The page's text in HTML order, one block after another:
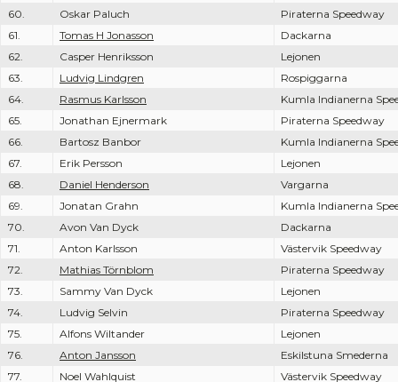
60.
Oskar Paluch
Piraterna Speedway
61.
Tomas H Jonasson
Dackarna
62.
Casper Henriksson
Lejonen
63.
Ludvig Lindgren
Rospiggarna
64.
Rasmus Karlsson
Kumla Indianerna
65.
Jonathan Ejnermark
Piraterna Speedway
66.
Bartosz Banbor
Kumla Indianerna
67.
Erik Persson
Lejonen
68.
Daniel Henderson
Vargarna
69.
Jonatan Grahn
Kumla Indianerna
70.
Avon Van Dyck
Dackarna
71.
Anton Karlsson
Västervik Speedway
72.
Mathias Törnblom
Piraterna Speedway
73.
Sammy Van Dyck
Lejonen
74.
Ludvig Selvin
Piraterna Speedway
75.
Alfons Wiltander
Lejonen
76.
Anton Jansson
Eskilstuna Smederna
77.
Noel Wahlquist
Västervik Speedway